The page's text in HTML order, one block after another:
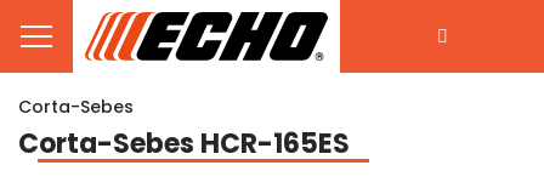
Corta-Sebes
Corta-Sebes HCR-165ES